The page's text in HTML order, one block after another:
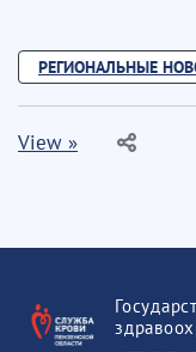
РЕГИОНАЛЬНЫЕ
View »